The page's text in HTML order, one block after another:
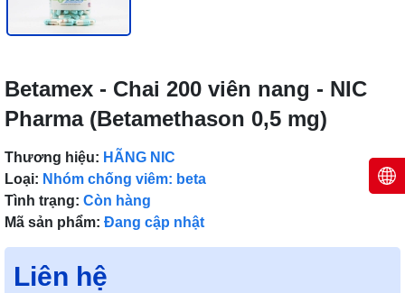
Betamex - Chai 200 viên nang - NIC
Pharma (Betamethason 0,5 mg)
Thương hiệu: HÃNG NIC
Loại: Nhóm chống viêm: beta
Tình trạng: Còn hàng
Mã sản phẩm: Đang cập nhật
Liên hệ